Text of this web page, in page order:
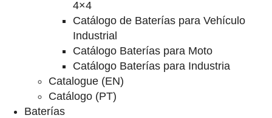
4×4
Catálogo de Baterías para Vehículo
Industrial
Catálogo Baterías para Moto
Catálogo Baterías para Industria
Catalogue (EN)
Catálogo (PT)
Baterías